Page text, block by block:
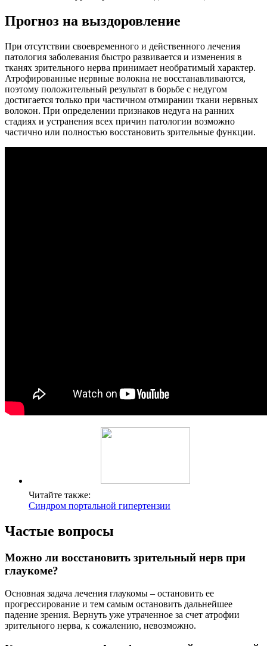
Прогноз на выздоровление
При отсутствии своевременного и действенного лечения
патология заболевания быстро развивается и изменения в
тканях зрительного нерва принимает необратимый характер.
Атрофированные нервные волокна не восстанавливаются,
поэтому положительный результат в борьбе с недугом
достигается только при частичном отмирании ткани нервных
волокон. При определении признаков недуга на ранних
стадиях и устранения всех причин патологии возможно
частично или полностью восстановить зрительные функции.
Читайте также:
Синдром портальной гипертензии
Частые вопросы
Можно ли восстановить зрительный нерв при
глаукоме?
Основная задача лечения глаукомы – остановить ее
прогрессирование и тем самым остановить дальнейшее
падение зрения. Вернуть уже утраченное за счет атрофии
зрительного нерва, к сожалению, невозможно.